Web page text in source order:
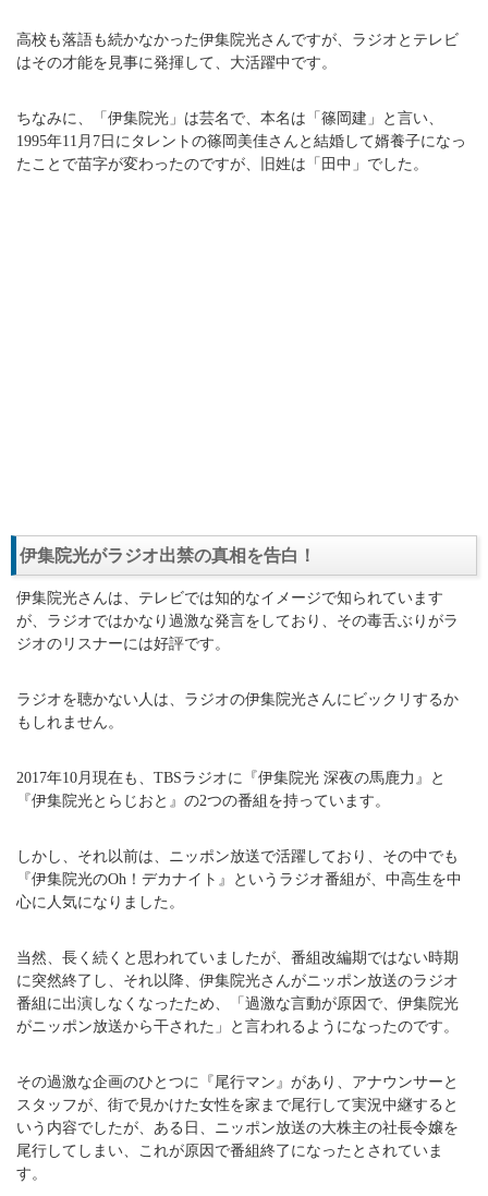
高校も落語も続かなかった伊集院光さんですが、ラジオとテレビ
はその才能を見事に発揮して、大活躍中です。
ちなみに、「伊集院光」は芸名で、本名は「篠岡建」と言い、
1995年11月7日にタレントの篠岡美佳さんと結婚して婿養子になっ
たことで苗字が変わったのですが、旧姓は「田中」でした。
伊集院光がラジオ出禁の真相を告白！
伊集院光さんは、テレビでは知的なイメージで知られています
が、ラジオではかなり過激な発言をしており、その毒舌ぶりがラ
ジオのリスナーには好評です。
ラジオを聴かない人は、ラジオの伊集院光さんにビックリするか
もしれません。
2017年10月現在も、TBSラジオに『伊集院光 深夜の馬鹿力』と
『伊集院光とらじおと』の2つの番組を持っています。
しかし、それ以前は、ニッポン放送で活躍しており、その中でも
『伊集院光のOh！デカナイト』というラジオ番組が、中高生を中
心に人気になりました。
当然、長く続くと思われていましたが、番組改編期ではない時期
に突然終了し、それ以降、伊集院光さんがニッポン放送のラジオ
番組に出演しなくなったため、「過激な言動が原因で、伊集院光
がニッポン放送から干された」と言われるようになったのです。
その過激な企画のひとつに『尾行マン』があり、アナウンサーと
スタッフが、街で見かけた女性を家まで尾行して実況中継すると
いう内容でしたが、ある日、ニッポン放送の大株主の社長令嬢を
尾行してしまい、これが原因で番組終了になったとされていま
す。